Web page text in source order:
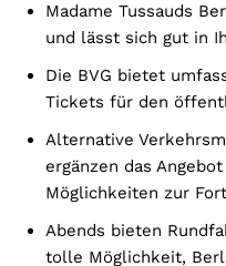
Madame Tussauds
und lässt sich gut in
Die BVG bietet
Tickets für den
Alternative
ergänzen das
Möglichkeiten zur
Abends bieten
tolle Möglichkeit,